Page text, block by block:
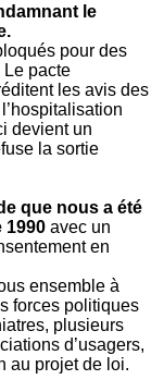
le
pour des
Le pacte
les avis des
devient un
la sortie
que nous a été
1990 avec un
en
ensemble à
forces politiques
plusieurs
d’usagers,
au projet de loi.